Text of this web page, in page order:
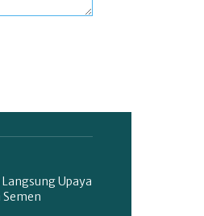
Upaya